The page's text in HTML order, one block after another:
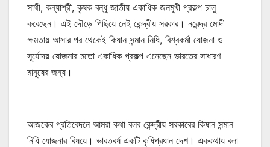
সাথী, কন্যাশ্রী, কৃষক বন্ধু জাতীয় একাধিক জনমুখী প্রকল্প চালু
করেছেন। এই দৌড়ে পিছিয়ে নেই কেন্দ্রীয় সরকার। নরেন্দ্র মোদী
ক্ষমতায় আসার পর থেকেই কিষান সন্মান নিধি, বিশ্বকর্মা যোজনা ও
সূর্যোদয় যোজনার মতো একাধিক প্রকল্প এনেছেন ভারতের সাধারণ
মানুষের জন্য।
আজকের প্রতিবেদনে আমরা কথা বলব কেন্দ্রীয় সরকারের কিষান সন্মান
নিধি যোজনার বিষয়ে। ভারতবর্ষ একটি কৃষিপ্রধান দেশ। এককথায় বলা